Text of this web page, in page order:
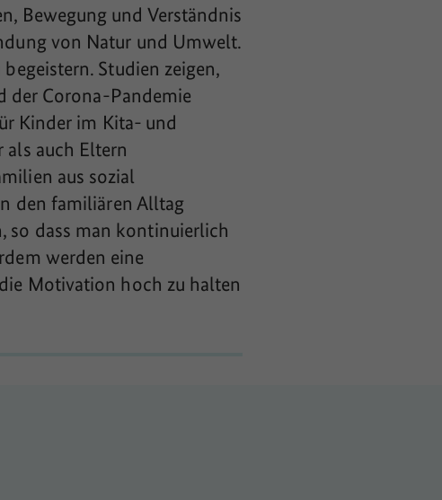
Bewegung und Verständnis
von Natur und Umwelt.
Studien zeigen,
der Corona-Pandemie
Kinder im Kita- und
auch Eltern
aus sozial
den familiären Alltag
so dass man kontinuierlich
werden eine
Motivation hoch zu halten